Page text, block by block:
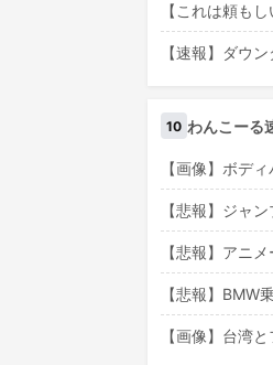
【これは頼も
【速報】ダウ
10 わんこーる
【画像】ボデ
【悲報】ジャ
【悲報】アニ
【悲報】BMW
【画像】台湾